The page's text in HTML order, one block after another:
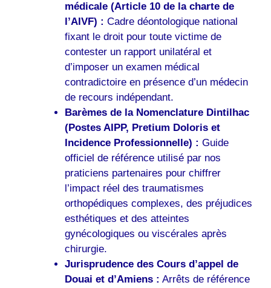
médicale (Article 10 de la charte de
l’AIVF) : Cadre déontologique national
fixant le droit pour toute victime de
contester un rapport unilatéral et
d’imposer un examen médical
contradictoire en présence d’un médecin
de recours indépendant.
Barèmes de la Nomenclature Dintilhac
(Postes AIPP, Pretium Doloris et
Incidence Professionnelle) : Guide
officiel de référence utilisé par nos
praticiens partenaires pour chiffrer
l’impact réel des traumatismes
orthopédiques complexes, des préjudices
esthétiques et des atteintes
gynécologiques ou viscérales après
chirurgie.
Jurisprudence des Cours d’appel de
Douai et d’Amiens : Arrêts de référence